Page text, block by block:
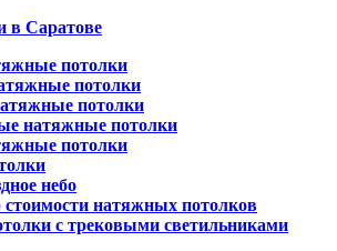
в Саратове
потолки
потолки
потолки
натяжные потолки
потолки
небо
натяжных потолков
с трековыми светильниками